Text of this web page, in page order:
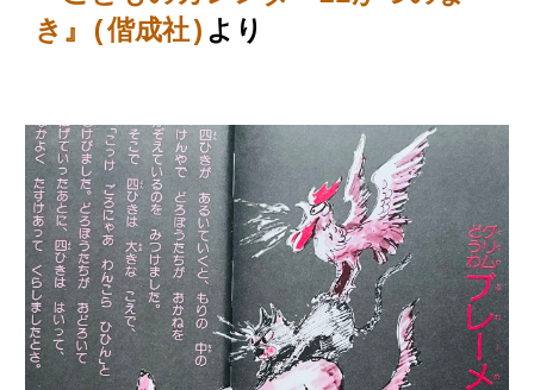
き』(偕成社) より